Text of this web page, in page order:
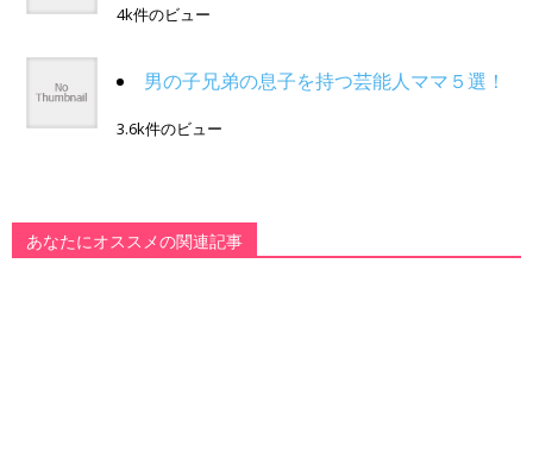
4k件のビュー
男の子兄弟の息子を持つ芸能人ママ５選！
3.6k件のビュー
あなたにオススメの関連記事